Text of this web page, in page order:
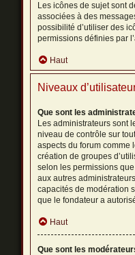
Les icônes de sujet sont
associées à des
possibilité d’utiliser des
permissions définies par
Haut
Niveaux
Que sont les
Les administrateurs sont
niveau de contrôle sur
aspects du forum comme
création de groupes
selon les permissions
aux autres
capacités de modération
que le fondateur a
Haut
Que sont les